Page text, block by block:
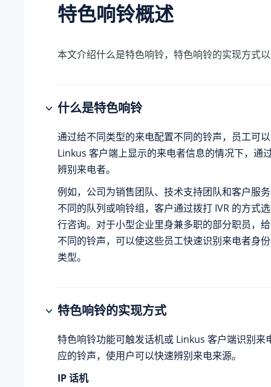
特色响铃概述
本文介绍什么是特色响铃，特色响铃的实现方式
什么是特色响铃
通过给不同类型的来电配置不同的铃声，员工可
Linkus 客户端上显示的来电者信息的情况下，通
辨别来电者。
例如，公司为销售团队、技术支持团队和客户服
不同的队列或响铃组，客户通过拨打 IVR 的方式
行咨询。对于小型企业里身兼多职的部分职员，
不同的铃声，可以使这些员工快速识别来电者身
类型。
特色响铃的实现方式
特色响铃功能可触发话机或 Linkus 客户端识别来
应的铃声，使用户可以快速辨别来电来源。
IP 话机